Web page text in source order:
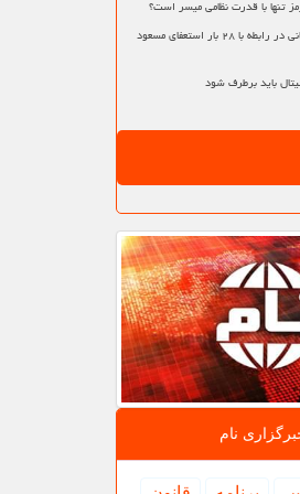
تنها با قدرت نظامی میسر است؟
پشت پرده ادعای یک روحانی در رابطه با ۲۸ بار استعفای مسعود
باید برطرف شود
نام